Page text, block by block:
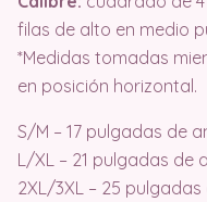
filas de alto en medio
*Medidas tomadas
en posición horizontal.
S/M – 17 pulgadas de
L/XL – 21 pulgadas de
2XL/3XL – 25